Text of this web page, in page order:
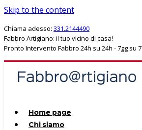
Skip to the content
Chiama adesso: 331.2144490
Fabbro Artigiano: il tuo vicino di casa!
Pronto Intervento Fabbro 24h su 24h - 7gg su 7
Home page
Chi siamo